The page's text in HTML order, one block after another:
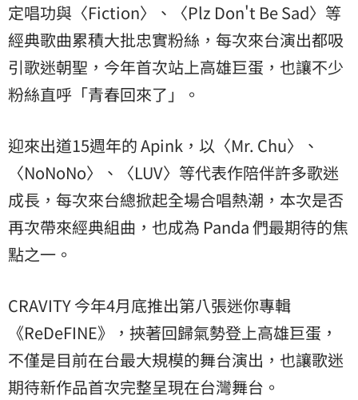
定唱功與〈Fiction〉、〈Plz Don't Be Sad〉等
經典歌曲累積大批忠實粉絲，每次來台演出都吸
引歌迷朝聖，今年首次站上高雄巨蛋，也讓不少
粉絲直呼「青春回來了」。
迎來出道15週年的 Apink，以〈Mr. Chu〉、
〈NoNoNo〉、〈LUV〉等代表作陪伴許多歌迷
成長，每次來台總掀起全場合唱熱潮，本次是否
再次帶來經典組曲，也成為 Panda 們最期待的焦
點之一。
CRAVITY 今年4月底推出第八張迷你專輯
《ReDeFINE》，挾著回歸氣勢登上高雄巨蛋，
不僅是目前在台最大規模的舞台演出，也讓歌迷
期待新作品首次完整呈現在台灣舞台。